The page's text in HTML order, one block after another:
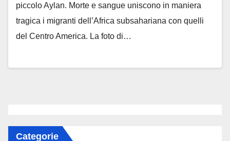
piccolo Aylan. Morte e sangue uniscono in maniera
tragica i migranti dell’Africa subsahariana con quelli
del Centro America. La foto di…
Categorie